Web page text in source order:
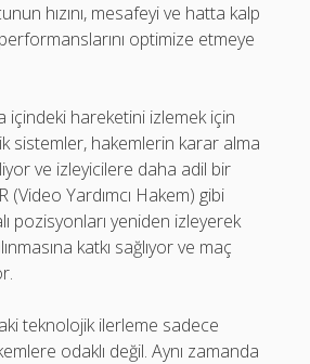
hızını, mesafeyi ve hatta kalp
performanslarını optimize etmeye
içindeki hareketini izlemek için
sistemler, hakemlerin karar alma
ve izleyicilere daha adil bir
(Video Yardımcı Hakem) gibi
pozisyonları yeniden izleyerek
katkı sağlıyor ve maç
teknolojik ilerleme sadece
odaklı değil. Aynı zamanda